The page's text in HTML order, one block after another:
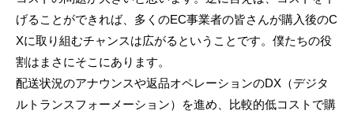
げることができれば、多くのEC事業者の皆さんが購入後のC
Xに取り組むチャンスは広がるということです。僕たちの役
割はまさにそこにあります。
配送状況のアナウンスや返品オペレーションのDX（デジタ
ルトランスフォーメーション）を進め、比較的低コストで購